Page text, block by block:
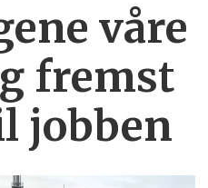
våre
fremst
jobben